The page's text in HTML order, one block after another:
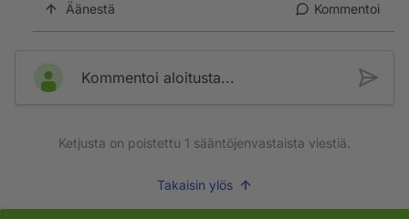
Äänestä Kommentoi
Kommentoi aloitusta...
Ketjusta on poistettu 1 sääntöjenvastaista viestiä.
Takaisin ylös